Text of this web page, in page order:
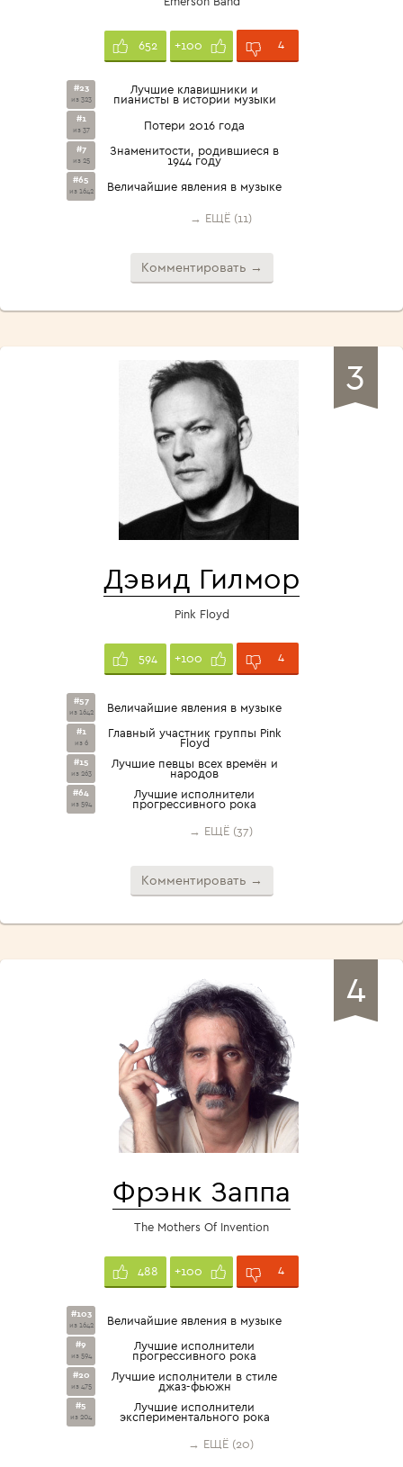
652 +100 4
#23
из 323
Лучшие клавишники и
пианисты в истории музыки
#1
из 37 Потери 2016 года
#7
из 25
Знаменитости, родившиеся в
1944 году
#65
из 1642 Величайшие явления в музыке
→ ЕЩЁ (11)
Комментировать →
3
Дэвид Гилмор
Pink Floyd
594 +100 4
#57
из 1642 Величайшие явления в музыке
#1
из 6
Главный участник группы Pink
Floyd
#15
из 263
Лучшие певцы всех времён и
народов
#64
из 594
Лучшие исполнители
прогрессивного рока
→ ЕЩЁ (37)
Комментировать →
4
Фрэнк Заппа
The Mothers Of Invention
488 +100 4
#103
из 1642 Величайшие явления в музыке
#9
из 594
Лучшие исполнители
прогрессивного рока
#20
из 475
Лучшие исполнители в стиле
джаз-фьюжн
#5
из 204
Лучшие исполнители
экспериментального рока
→ ЕЩЁ (20)